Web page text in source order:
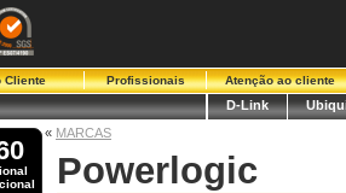
Cliente Profissionais Atenção ao cliente
D-Link
« MARCAS
Powerlogic